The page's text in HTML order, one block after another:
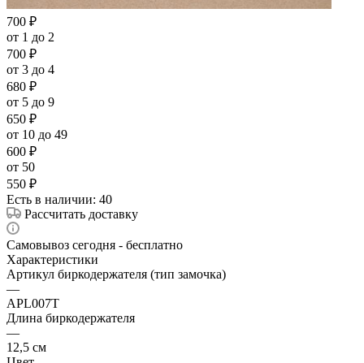
700 ₽
от 1 до 2
700 ₽
от 3 до 4
680 ₽
от 5 до 9
650 ₽
от 10 до 49
600 ₽
от 50
550 ₽
Есть в наличии: 40
Рассчитать доставку
Самовывоз сегодня - бесплатно
Характеристики
Артикул биркодержателя (тип замочка)
—
APL007T
Длина биркодержателя
—
12,5 см